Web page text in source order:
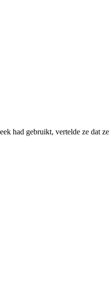
had gebruikt, vertelde ze dat